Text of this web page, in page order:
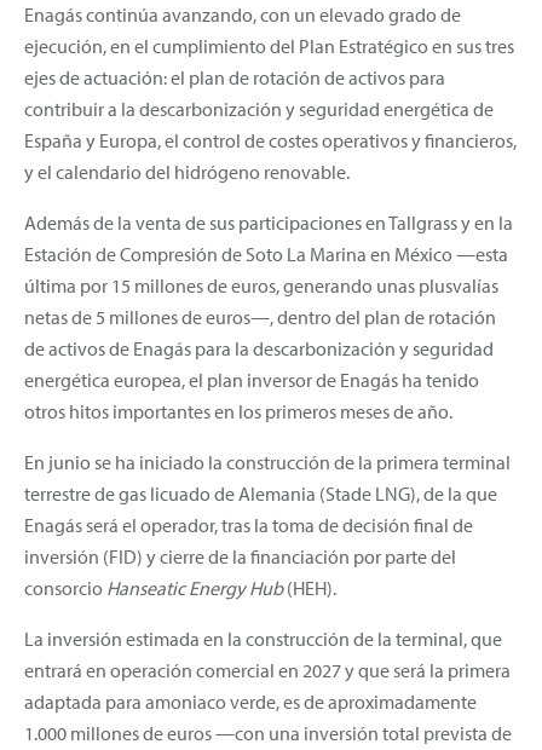
Enagás continúa avanzando, con un elevado grado de
ejecución, en el cumplimiento del Plan Estratégico en sus tres
ejes de actuación: el plan de rotación de activos para
contribuir a la descarbonización y seguridad energética de
España y Europa, el control de costes operativos y financieros,
y el calendario del hidrógeno renovable.
Además de la venta de sus participaciones en Tallgrass y en la
Estación de Compresión de Soto La Marina en México —esta
última por 15 millones de euros, generando unas plusvalías
netas de 5 millones de euros—, dentro del plan de rotación
de activos de Enagás para la descarbonización y seguridad
energética europea, el plan inversor de Enagás ha tenido
otros hitos importantes en los primeros meses de año.
En junio se ha iniciado la construcción de la primera terminal
terrestre de gas licuado de Alemania (Stade LNG), de la que
Enagás será el operador, tras la toma de decisión final de
inversión (FID) y cierre de la financiación por parte del
consorcio Hanseatic Energy Hub(HEH).
La inversión estimada en la construcción de la terminal, que
entrará en operación comercial en 2027 y que será la primera
adaptada para amoniaco verde, es de aproximadamente
1.000 millones de euros —con una inversión total prevista de